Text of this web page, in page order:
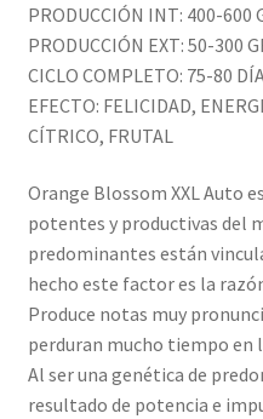
PRODUCCIÓN INT: 400-600
PRODUCCIÓN EXT: 50-300
CICLO COMPLETO: 75-80
EFECTO: FELICIDAD,
CÍTRICO, FRUTAL
Orange Blossom XXL Auto
potentes y productivas del
predominantes están
hecho este factor es la
Produce notas muy
perduran mucho tiempo en
Al ser una genética de
resultado de potencia e